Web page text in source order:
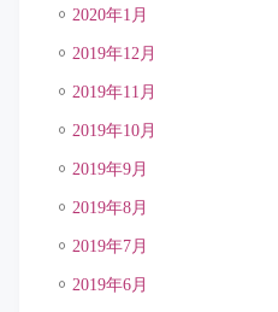
2020年1月
2019年12月
2019年11月
2019年10月
2019年9月
2019年8月
2019年7月
2019年6月